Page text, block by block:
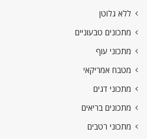
ללא גלוטן
מתכונים טבעוניים
מתכוני עוף
מטבח אמריקאי
מתכוני דגים
מתכונים בריאים
מתכוני רטבים